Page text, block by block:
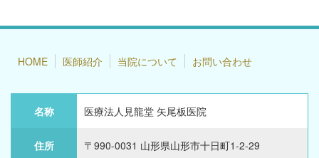
HOME 医師紹介 当院について お問い合わせ
名称 医療法人見龍堂 矢尾板医院
住所 〒990-0031 山形県山形市十日町1-2-29